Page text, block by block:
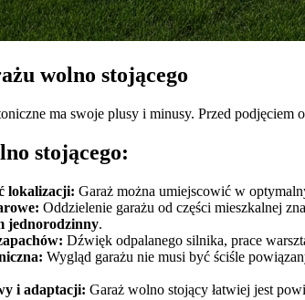
wolno stojącego
ma swoje plusy i minusy. Przed podjęciem
stojącego:
lokalizacji: Garaż można umiejscowić w
Oddzielenie garażu od części mieszkalnej
jednorodzinny.
Dźwięk odpalanego silnika, prace
Wygląd garażu nie musi być ściśle
i adaptacji: Garaż wolno stojący łatwiej jest